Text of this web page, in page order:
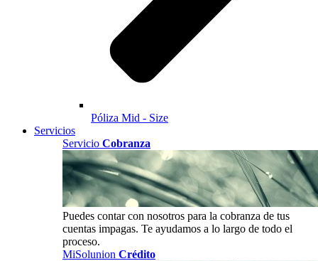
Póliza Mid - Size
Servicios
Servicio Cobranza
Puedes contar con nosotros para la cobranza de tus
cuentas impagas. Te ayudamos a lo largo de todo el
proceso.
MiSolunion Crédito